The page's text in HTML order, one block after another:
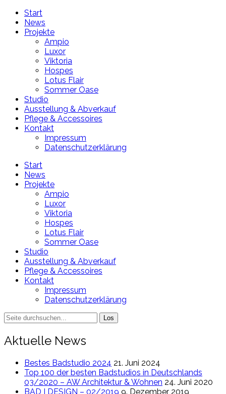
Start
News
Projekte
Ampio
Luxor
Viktoria
Hospes
Lotus Flair
Sommer Oase
Studio
Ausstellung & Abverkauf
Pflege & Accessoires
Kontakt
Impressum
Datenschutzerklärung
Start
News
Projekte
Ampio
Luxor
Viktoria
Hospes
Lotus Flair
Sommer Oase
Studio
Ausstellung & Abverkauf
Pflege & Accessoires
Kontakt
Impressum
Datenschutzerklärung
Search
for:
Aktuelle News
Bestes Badstudio 2024 21. Juni 2024
Top 100 der besten Badstudios in Deutschlands
03/2020 – AW Architektur & Wohnen 24. Juni 2020
BAD I DESIGN – 02/2019 9. Dezember 2019